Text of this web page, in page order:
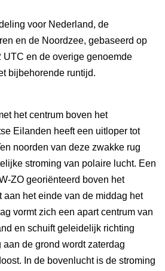
voor Nederland, de
en de Noordzee, gebaseerd op
UTC en de overige genoemde
bijbehorende runtijd.
het centrum boven het
Eilanden heeft een uitloper tot
noorden van deze zwakke rug
stroming van polaire lucht. Een
ZO georiënteerd boven het
aan het einde van de middag het
vormt zich een apart centrum van
en schuift geleidelijk richting
de grond wordt zaterdag
In de bovenlucht is de stroming